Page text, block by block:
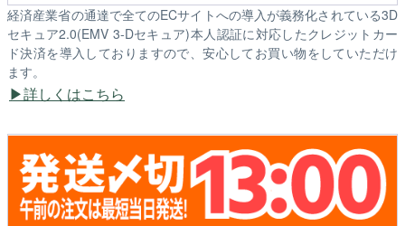
経済産業省の通達で全てのECサイトへの導入が義務化されている3D
セキュア2.0(EMV 3-Dセキュア)本人認証に対応したクレジットカー
ド決済を導入しておりますので、安心してお買い物をしていただけ
ます。
詳しくはこちら